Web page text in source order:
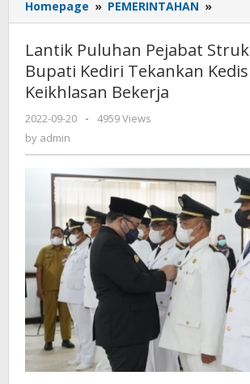
Homepage » PEMERINTAHAN »
Lantik Puluhan Pejabat
Bupati Kediri Tekankan
Keikhlasan Bekerja
2022-09-20
by
-
4959 Views
by admin